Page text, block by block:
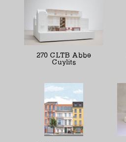
270 CLTB Abbe
Cuylits